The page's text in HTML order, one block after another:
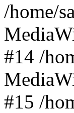
/home/
#14 /
#15 /